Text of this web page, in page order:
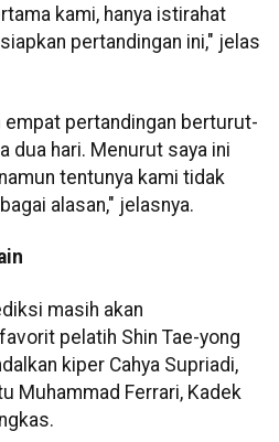
kami, hanya istirahat
pertandingan ini," jelas
empat pertandingan berturut-
dua hari. Menurut saya ini
tentunya kami tidak
alasan," jelasnya.
masih akan
pelatih Shin Tae-yong
kiper Cahya Supriadi,
Muhammad Ferrari, Kadek